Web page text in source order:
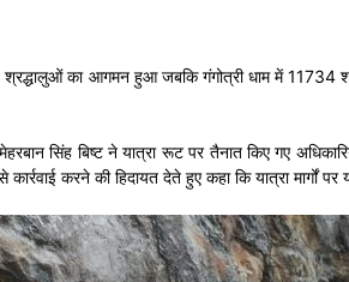
का आगमन हुआ जबकि गंगोत्री धाम में 11734
सिंह बिष्ट ने यात्रा रूट पर तैनात किए गए
करने की हिदायत देते हुए कहा कि यात्रा